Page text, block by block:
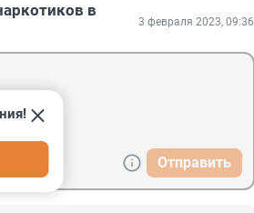
в
3 февраля 2023, 09:36
Отправить